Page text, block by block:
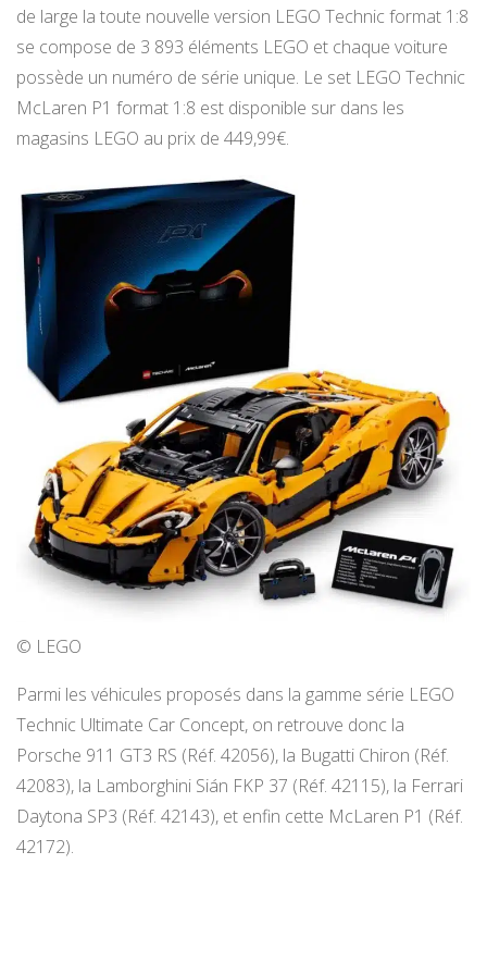
de large la toute nouvelle version LEGO Technic format 1:8
se compose de 3 893 éléments LEGO et chaque voiture
possède un numéro de série unique. Le set LEGO Technic
McLaren P1 format 1:8 est disponible sur dans les
magasins LEGO au prix de 449,99€.
© LEGO
Parmi les véhicules proposés dans la gamme série LEGO
Technic Ultimate Car Concept, on retrouve donc la
Porsche 911 GT3 RS (Réf. 42056), la Bugatti Chiron (Réf.
42083), la Lamborghini Sián FKP 37 (Réf. 42115), la Ferrari
Daytona SP3 (Réf. 42143), et enfin cette McLaren P1 (Réf.
42172).